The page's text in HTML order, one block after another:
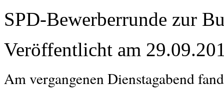
SPD-Bewerberrunde zur
Veröffentlicht am
Am vergangenen Dienstagabend